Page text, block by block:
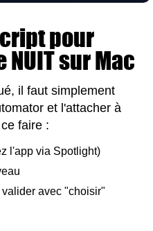
pour
sur Mac
il faut simplement
et l'attacher à
faire :
l'app via Spotlight)
avec "choisir"